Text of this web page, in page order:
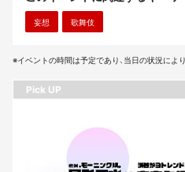
妄想 歌舞伎
※イベントの時間は予定であり、当日の状況によ
Pick UP